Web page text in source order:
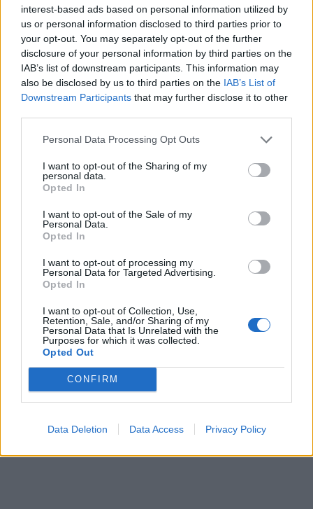
interest-based ads based on personal information utilized by
us or personal information disclosed to third parties prior to
your opt-out. You may separately opt-out of the further
disclosure of your personal information by third parties on the
IAB’s list of downstream participants. This information may
also be disclosed by us to third parties on the IAB’s List of
Downstream Participants that may further disclose it to other
Personal Data Processing Opt Outs
I want to opt-out of the Sharing of my
personal data.
Opted In
I want to opt-out of the Sale of my
Personal Data.
Opted In
I want to opt-out of processing my
Personal Data for Targeted Advertising.
Opted In
I want to opt-out of Collection, Use,
Retention, Sale, and/or Sharing of my
Personal Data that Is Unrelated with the
Purposes for which it was collected.
Opted Out
CONFIRM
Data Deletion Data Access Privacy Policy